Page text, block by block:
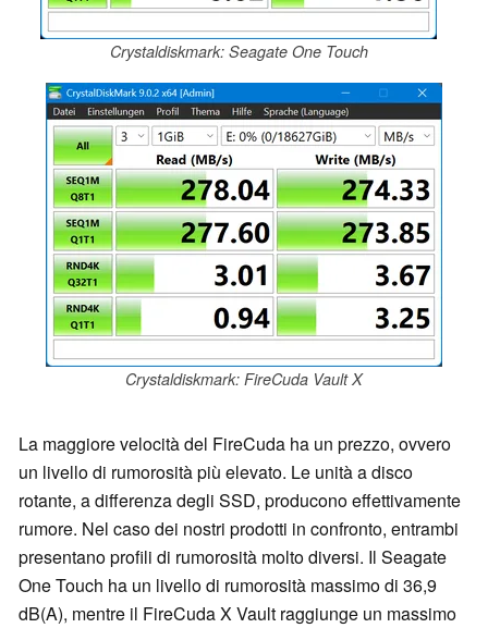
Crystaldiskmark: Seagate One Touch
Crystaldiskmark: FireCuda Vault X
La maggiore velocità del FireCuda ha un prezzo, ovvero
un livello di rumorosità più elevato. Le unità a disco
rotante, a differenza degli SSD, producono effettivamente
rumore. Nel caso dei nostri prodotti in confronto, entrambi
presentano profili di rumorosità molto diversi. Il Seagate
One Touch ha un livello di rumorosità massimo di 36,9
dB(A), mentre il FireCuda X Vault raggiunge un massimo